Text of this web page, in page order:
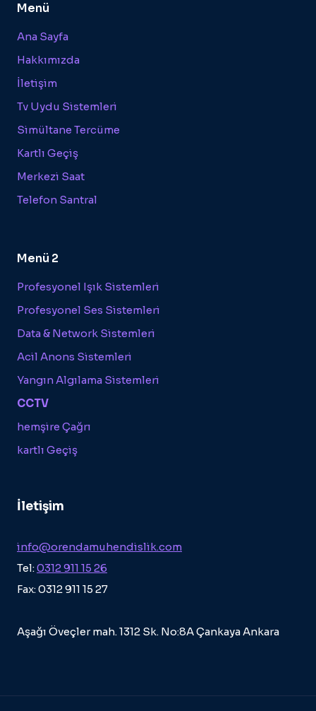
Menü
Ana Sayfa
Hakkımızda
İletişim
Tv Uydu Sistemleri
Simültane Tercüme
Kartlı Geçiş
Merkezi Saat
Telefon Santral
Menü 2
Profesyonel Işık Sistemleri
Profesyonel Ses Sistemleri
Data & Network Sistemleri
Acil Anons Sistemleri
Yangın Algılama Sistemleri
CCTV
hemşire Çağrı
kartlı Geçiş
İletişim
info@orendamuhendislik.com
Tel:0312 911 15 26
Fax: 0312 911 15 27
Aşağı Öveçler mah. 1312 Sk. No:8A Çankaya Ankara